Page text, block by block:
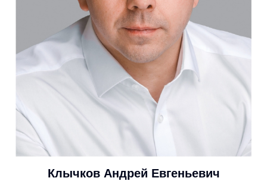
Клычков Андрей Евгеньевич